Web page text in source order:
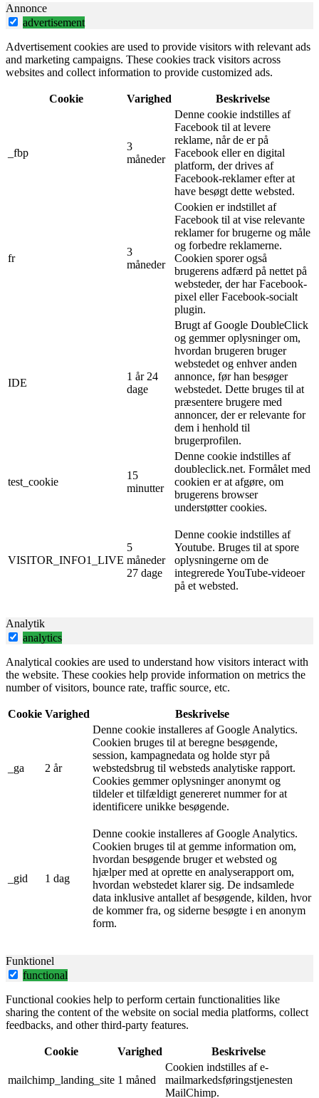
Annonce
advertisement
Advertisement cookies are used to provide visitors with relevant ads
and marketing campaigns. These cookies track visitors across
websites and collect information to provide customized ads.
Cookie Varighed Beskrivelse
_fbp
3
måneder
Denne cookie indstilles af
Facebook til at levere
reklame, når de er på
Facebook eller en digital
platform, der drives af
Facebook-reklamer efter at
have besøgt dette websted.
fr
3
måneder
Cookien er indstillet af
Facebook til at vise relevante
reklamer for brugerne og måle
og forbedre reklamerne.
Cookien sporer også
brugerens adfærd på nettet på
websteder, der har Facebook-
pixel eller Facebook-socialt
plugin.
IDE
1 år 24
dage
Brugt af Google DoubleClick
og gemmer oplysninger om,
hvordan brugeren bruger
webstedet og enhver anden
annonce, før han besøger
webstedet. Dette bruges til at
præsentere brugere med
annoncer, der er relevante for
dem i henhold til
brugerprofilen.
test_cookie
15
minutter
Denne cookie indstilles af
doubleclick.net. Formålet med
cookien er at afgøre, om
brugerens browser
understøtter cookies.
VISITOR_INFO1_LIVE
5
måneder
27 dage
Denne cookie indstilles af
Youtube. Bruges til at spore
oplysningerne om de
integrerede YouTube-videoer
på et websted.
Analytik
analytics
Analytical cookies are used to understand how visitors interact with
the website. These cookies help provide information on metrics the
number of visitors, bounce rate, traffic source, etc.
Cookie Varighed Beskrivelse
_ga 2 år
Denne cookie installeres af Google Analytics.
Cookien bruges til at beregne besøgende,
session, kampagnedata og holde styr på
webstedsbrug til websteds analytiske rapport.
Cookies gemmer oplysninger anonymt og
tildeler et tilfældigt genereret nummer for at
identificere unikke besøgende.
_gid 1 dag
Denne cookie installeres af Google Analytics.
Cookien bruges til at gemme information om,
hvordan besøgende bruger et websted og
hjælper med at oprette en analyserapport om,
hvordan webstedet klarer sig. De indsamlede
data inklusive antallet af besøgende, kilden, hvor
de kommer fra, og siderne besøgte i en anonym
form.
Funktionel
functional
Functional cookies help to perform certain functionalities like
sharing the content of the website on social media platforms, collect
feedbacks, and other third-party features.
Cookie Varighed Beskrivelse
mailchimp_landing_site 1 måned
Cookien indstilles af e-
mailmarkedsføringstjenesten
MailChimp.